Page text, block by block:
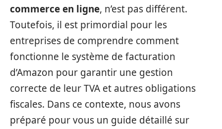
commerce en ligne, n’est pas différent.
Toutefois, il est primordial pour les
entreprises de comprendre comment
fonctionne le système de facturation
d’Amazon pour garantir une gestion
correcte de leur TVA et autres obligations
fiscales. Dans ce contexte, nous avons
préparé pour vous un guide détaillé sur